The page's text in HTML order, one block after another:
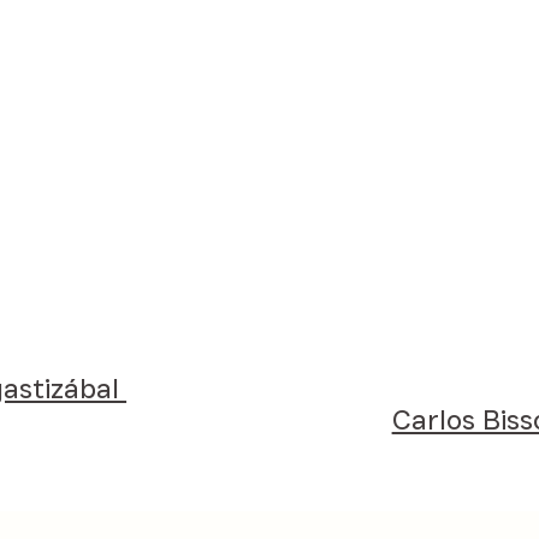
Carlos